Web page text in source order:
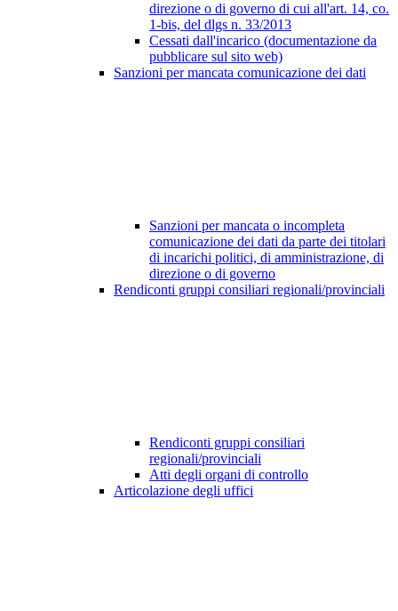
direzione o di governo di cui all'art. 14, co.
1-bis, del dlgs n. 33/2013
Cessati dall'incarico (documentazione da
pubblicare sul sito web)
Sanzioni per mancata comunicazione dei dati
Sanzioni per mancata o incompleta
comunicazione dei dati da parte dei titolari
di incarichi politici, di amministrazione, di
direzione o di governo
Rendiconti gruppi consiliari regionali/provinciali
Rendiconti gruppi consiliari
regionali/provinciali
Atti degli organi di controllo
Articolazione degli uffici